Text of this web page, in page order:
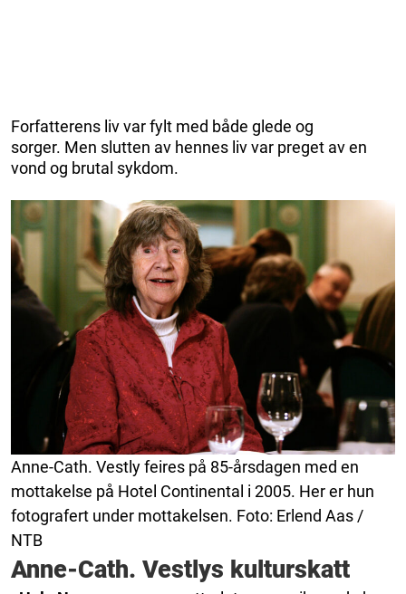
Forfatterens liv var fylt med både glede og
sorger. Men slutten av hennes liv var preget av en
vond og brutal sykdom.
Anne-Cath. Vestly feires på 85-årsdagen med en
mottakelse på Hotel Continental i 2005. Her er hun
fotografert under mottakelsen. Foto: Erlend Aas /
NTB
Anne-Cath. Vestlys kulturskatt